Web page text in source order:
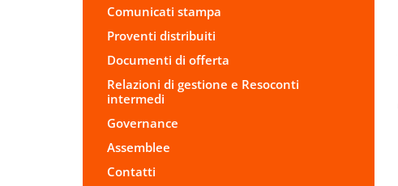
Comunicati stampa
Proventi distribuiti
Documenti di offerta
Relazioni di gestione e Resoconti
intermedi
Governance
Assemblee
Contatti